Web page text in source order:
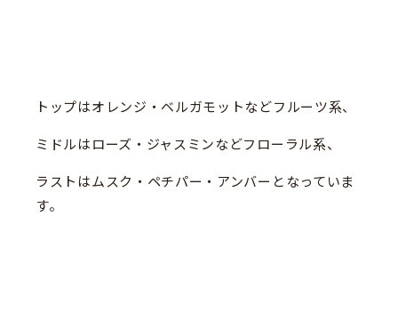
トップはオレンジ・ベルガモットなどフルーツ系、
ミドルはローズ・ジャスミンなどフローラル系、
ラストはムスク・ペチパー・アンバーとなっていま
す。